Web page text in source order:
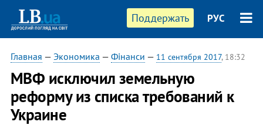
Поддержать РУС
Главная — Экономика — Фінанси — 11 сентября 2017, 18:32
МВФ исключил земельную
реформу из списка требований к
Украине